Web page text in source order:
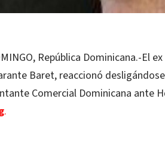
República Dominicana.-El
Baret, reaccionó
Comercial Dominicana ante
.